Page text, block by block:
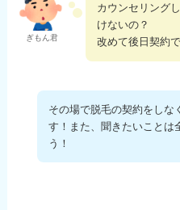
ぎもん君
カウンセリング
けないの？
改めて後日契約
その場で脱毛の契約をしな
す！また、聞きたいことは
う！